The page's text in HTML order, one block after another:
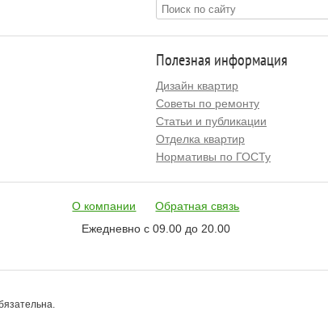
Полезная информация
Дизайн квартир
Советы по ремонту
Статьи и публикации
Отделка квартир
Нормативы по ГОСТу
О компании
Обратная связь
Ежедневно с 09.00 до 20.00